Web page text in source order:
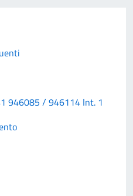
946085 / 946114 Int. 1